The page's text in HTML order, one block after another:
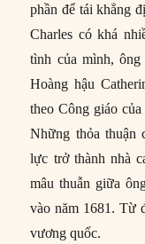
phần để tái khẳng
Charles có khá
tình của mình,
Hoàng hậu
theo Công giáo
Những thỏa thuận
lực trở thành nhà
mâu thuẫn giữa
vào năm 1681. Từ
vương quốc.